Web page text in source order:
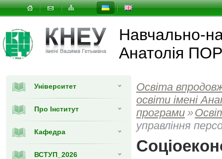
Навчально-
Анатолія
Університет
Про Інститут
Кафедра
ВСТУП_2026
Освіта
освіти імені
програми »
управління